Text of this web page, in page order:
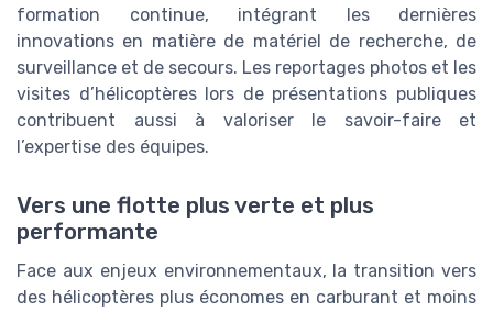
formation continue, intégrant les dernières
innovations en matière de matériel de recherche, de
surveillance et de secours. Les reportages photos et les
visites d’hélicoptères lors de présentations publiques
contribuent aussi à valoriser le savoir-faire et
l’expertise des équipes.
Vers une flotte plus verte et plus
performante
Face aux enjeux environnementaux, la transition vers
des hélicoptères plus économes en carburant et moins